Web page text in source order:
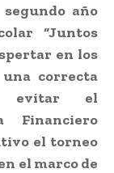
año
“Juntos
en los
correcta
evitar el
Financiero
el torneo
el marco de